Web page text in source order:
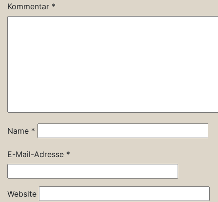
Kommentar *
Name *
E-Mail-Adresse *
Website